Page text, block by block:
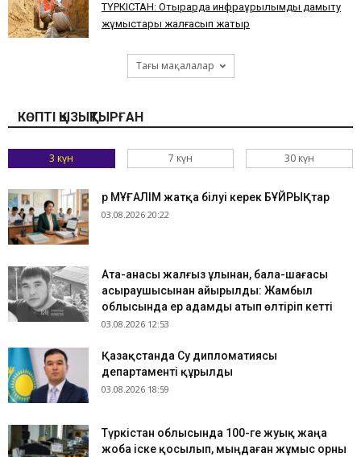
ТҮРКІСТАН: Отырарда инфрақұрылымды дамыту
жұмыстары жалғасып жатыр
Тағы мақалалар
КӨПТІ ҚЫЗЫҚТЫРҒАН
3 күн 7 күн 30 күн
Әр МҰҒАЛІМ жатқа білуі керек БҰЙРЫҚтар
03.08.2026 20:22
Ата-анасы жалғыз ұлынан, бала-шағасы
асыраушысынан айырылды: Жамбыл
облысында ер адамды атып өлтіріп кетті
03.08.2026 12:53
Қазақстанда Су дипломатиясы
департаменті құрылды
03.08.2026 18:59
Түркістан облысында 100-ге жуық жаңа
жоба іске қосылып, мыңдаған жұмыс орны